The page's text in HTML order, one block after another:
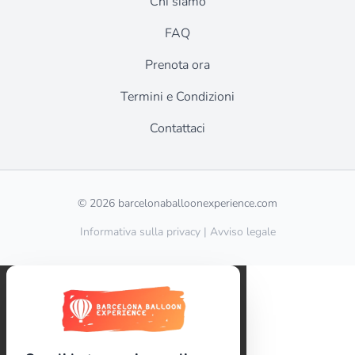
FAQ
Prenota ora
Termini e Condizioni
Contattaci
© 2026 barcelonaballoonexperience.com
Informativa sulla privacy | Avviso legale